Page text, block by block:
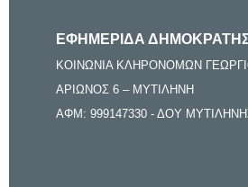
ΕΦΗΜΕΡΙΔΑ
ΚΟΙΝΩΝΙΑ ΚΛΗΡΟΝΟΜΩΝ
ΑΡΙΩΝΟΣ 6 – ΜΥΤΙΛΗΝΗ
ΑΦΜ: 999147330 - ΔΟΥ